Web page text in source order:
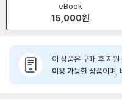
eBook
15,000원
이 상품은 구매 후 지원
이용 가능한 상품이며,